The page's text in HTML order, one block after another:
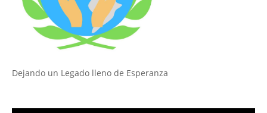
Dejando un Legado lleno de Esperanza